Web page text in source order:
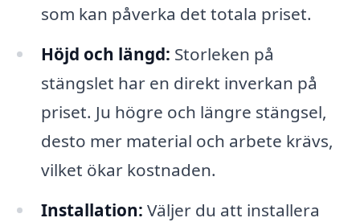
som kan påverka det totala priset.
Höjd och längd: Storleken på
stängslet har en direkt inverkan på
priset. Ju högre och längre stängsel,
desto mer material och arbete krävs,
vilket ökar kostnaden.
Installation: Väljer du att installera